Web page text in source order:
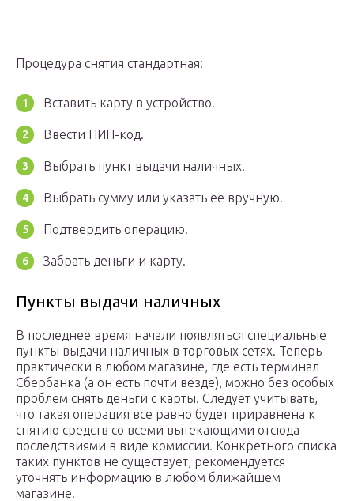
Процедура снятия стандартная:
Вставить карту в устройство.
Ввести ПИН-код.
Выбрать пункт выдачи наличных.
Выбрать сумму или указать ее вручную.
Подтвердить операцию.
Забрать деньги и карту.
Пункты выдачи наличных
В последнее время начали появляться специальные
пункты выдачи наличных в торговых сетях. Теперь
практически в любом магазине, где есть терминал
Сбербанка (а он есть почти везде), можно без особых
проблем снять деньги с карты. Следует учитывать,
что такая операция все равно будет приравнена к
снятию средств со всеми вытекающими отсюда
последствиями в виде комиссии. Конкретного списка
таких пунктов не существует, рекомендуется
уточнять информацию в любом ближайшем
магазине.